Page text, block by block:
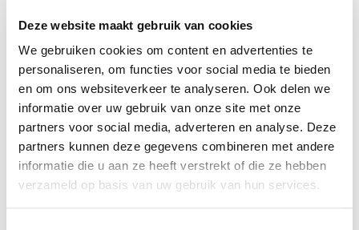
Deze website maakt gebruik van cookies
We gebruiken cookies om content en advertenties te
personaliseren, om functies voor social media te bieden
en om ons websiteverkeer te analyseren. Ook delen we
informatie over uw gebruik van onze site met onze
partners voor social media, adverteren en analyse. Deze
partners kunnen deze gegevens combineren met andere
informatie die u aan ze heeft verstrekt of die ze hebben
verzameld op basis van uw gebruik van hun services.
stadsregio Amsterdam.
Een begrip in Amsterdam en omgeving
De Kweker is een echt Amsterdams familiebedrijf wat vanaf de
start in 1949 uitgroeide tot wat het nu is: een begrip in de
Amsterdamse horeca. Sinds juni 2019 is het onderdeel van Sligro
Food Group. De zelfbedieningsgroothandel op het Food Center
Amsterdam ('de groothandelsmarkt') zal in de toekomst vanuit
dezelfde succesvolle positionering actief blijven en de naam De
Kweker blijven gebruiken.